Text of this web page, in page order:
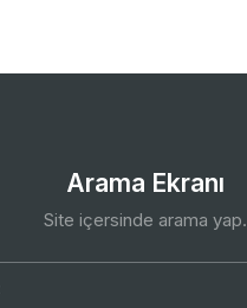
Arama Ekranı
Site içersinde arama yap.